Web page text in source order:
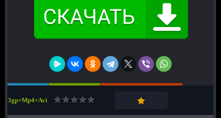
3gp+Mp4+Avi